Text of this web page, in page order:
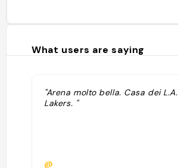
What users are saying
"Arena molto bella. Casa dei L.A.
Lakers. "
@